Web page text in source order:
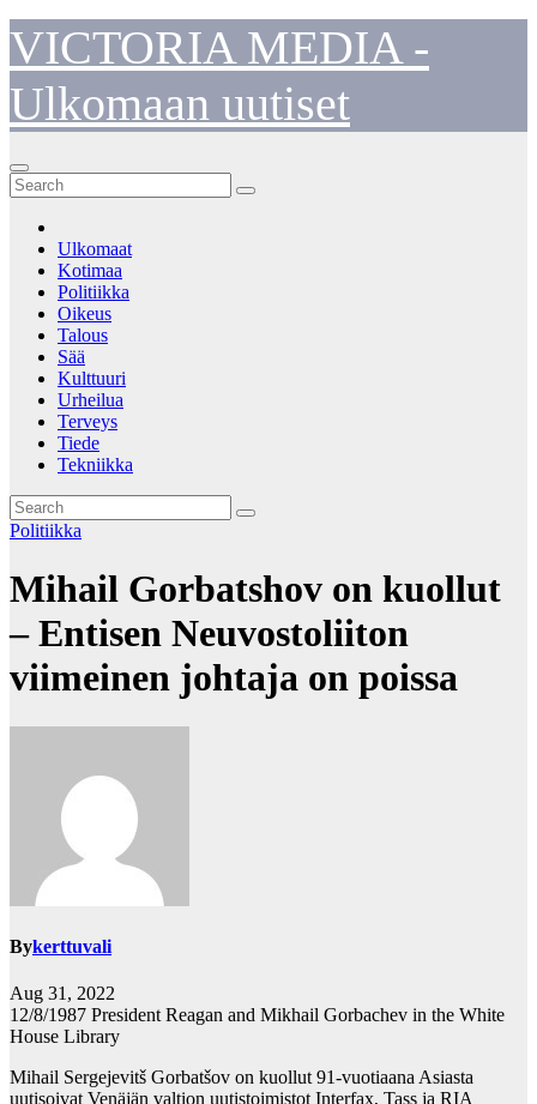
Skip
to
content
VICTORIA MEDIA -
Ulkomaan uutiset
Ulkomaat
Kotimaa
Politiikka
Oikeus
Talous
Sää
Kulttuuri
Urheilua
Terveys
Tiede
Tekniikka
Politiikka
Mihail Gorbatshov on kuollut
– Entisen Neuvostoliiton
viimeinen johtaja on poissa
Bykerttuvali
Aug 31, 2022
12/8/1987 President Reagan and Mikhail Gorbachev in the White
House Library
Mihail Sergejevitš Gorbatšov on kuollut 91-vuotiaana Asiasta
uutisoivat Venäjän valtion uutistoimistot Interfax, Tass ja RIA